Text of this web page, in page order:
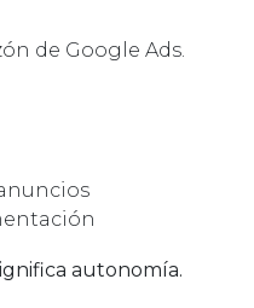
de Google Ads.
autonomía.